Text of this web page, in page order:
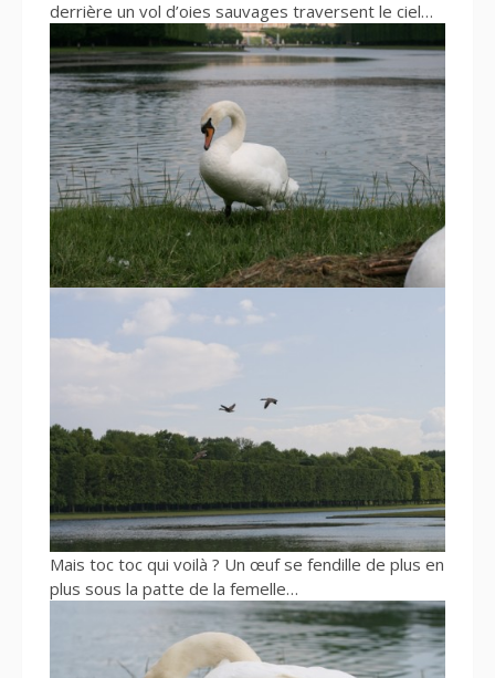
derrière un vol d’oies sauvages traversent le ciel…
Mais toc toc qui voilà ? Un œuf se fendille de plus en
plus sous la patte de la femelle…